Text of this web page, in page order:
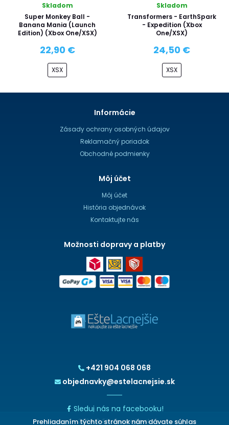
Skladom
Super Monkey Ball -
Banana Mania (Launch
Edition) (Xbox One/XSX)
22,90 €
XSX
Skladom
Transformers - EarthSpark
- Expedition (Xbox
One/XSX)
24,50 €
XSX
+421 904 068 068
objednavky@estelacnejsie.sk
Sleduj nás na facebooku!
2026 © EšteLacnejšie.sk
Informácie
Zásady ochrany osobných údajov
Reklamačný poriadok
Obchodné podmienky
Môj účet
Môj účet
História objednávok
Kontaktujte nás
Možnosti dopravy a platby
Prehliadaním týchto stránok nám dávate súhlas